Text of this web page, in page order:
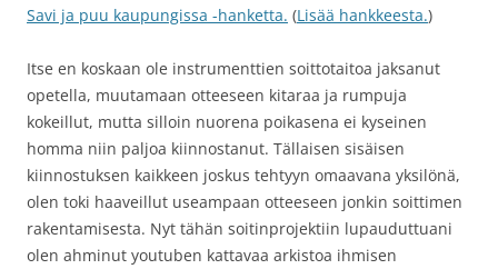
Savi ja puu kaupungissa -hanketta. (Lisää hankkeesta.)
Itse en koskaan ole instrumenttien soittotaitoa jaksanut
opetella, muutamaan otteeseen kitaraa ja rumpuja
kokeillut, mutta silloin nuorena poikasena ei kyseinen
homma niin paljoa kiinnostanut. Tällaisen sisäisen
kiinnostuksen kaikkeen joskus tehtyyn omaavana yksilönä,
olen toki haaveillut useampaan otteeseen jonkin soittimen
rakentamisesta. Nyt tähän soitinprojektiin lupauduttuani
olen ahminut youtuben kattavaa arkistoa ihmisen